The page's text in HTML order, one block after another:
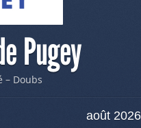
Pugey
– Doubs
août 2026